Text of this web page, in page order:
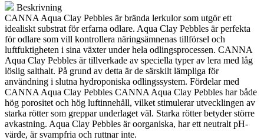
mängdBeskrivning
CANNA Aqua Clay Pebbles är brända lerkulor som utgör ett
idealiskt substrat för erfarna odlare. Aqua Clay Pebbles är perfekta
för odlare som vill kontrollera näringsämnenas tillförsel och
luftfuktigheten i sina växter under hela odlingsprocessen. CANNA
Aqua Clay Pebbles är tillverkade av speciella typer av lera med låg
löslig salthalt. På grund av detta är de särskilt lämpliga för
användning i slutna hydroponiska odlingssystem. Fördelar med
CANNA Aqua Clay Pebbles CANNA Aqua Clay Pebbles har både
hög porositet och hög luftinnehåll, vilket stimulerar utvecklingen av
starka rötter som greppar underlaget väl. Starka rötter betyder större
avkastning. Aqua Clay Pebbles är oorganiska, har ett neutralt pH-
värde, är svampfria och ruttnar inte.